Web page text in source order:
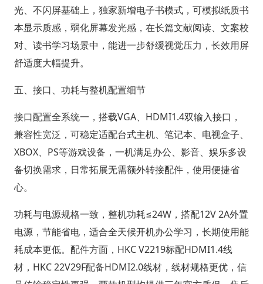
光、不闪屏基础上，独家新增电子书模式，可模拟纸质书
本显示质感，弱化屏幕发光感，在长篇文献阅读、文案校
对、读书学习场景中，能进一步舒缓视觉压力，长效用屏
舒适度大幅提升。
五、接口、功耗与整机配置细节
接口配置全系统一，搭载VGA、HDMI1.4双输入接口，
兼容性宽泛，可稳定适配台式主机、笔记本、电视盒子、
XBOX、PS等游戏设备，一机满足办公、影音、娱乐多设
备切换需求，日常拓展无需额外转接配件，使用便捷省
心。
功耗与电源规格一致，整机功耗≤24W，搭配12V 2A外置
电源，节能省电，适合全天候开机办公学习，长期使用能
耗成本更低。配件方面，HKC V2219标配HDMI1.4线
材，HKC 22V29F配备HDMI2.0线材，线材规格更优，信